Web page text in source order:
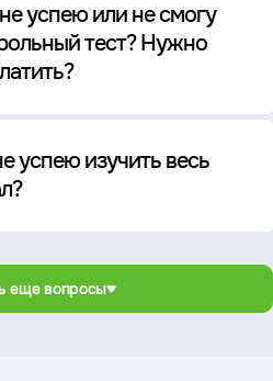
успею или не смогу
тест? Нужно
успею изучить весь
еще вопросы